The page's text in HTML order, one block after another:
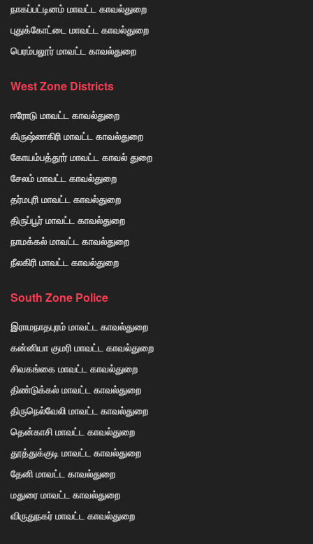
நாகப்பட்டினம் மாவட்ட காவல்துறை
புதுக்கோட்டை மாவட்ட காவல்துறை
பெரம்பலூர் மாவட்ட காவல்துறை
West Zone Districts
ஈரோடு மாவட்ட காவல்துறை
கிருஷ்ணகிரி மாவட்ட காவல்துறை
கோயம்பத்தூர் மாவட்ட காவல் துறை
சேலம் மாவட்ட காவல்துறை
தர்மபுரி மாவட்ட காவல்துறை
திருப்பூர் மாவட்ட காவல்துறை
நாமக்கல் மாவட்ட காவல்துறை
நீலகிரி மாவட்ட காவல்துறை
South Zone Police
இராமநாதபுரம் மாவட்ட காவல்துறை
கன்னியா குமரி மாவட்ட காவல்துறை
சிவகங்கை மாவட்ட காவல்துறை
திண்டுக்கல் மாவட்ட காவல்துறை
திருநெல்வேலி மாவட்ட காவல்துறை
தென்காசி மாவட்ட காவல்துறை
தூத்துக்குடி மாவட்ட காவல்துறை
தேனி மாவட்ட காவல்துறை
மதுரை மாவட்ட காவல்துறை
விருதுநகர் மாவட்ட காவல்துறை